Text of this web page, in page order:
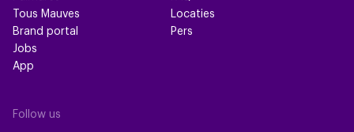
Tous Mauves
Brand portal
Jobs
App
Locaties
Pers
Follow us